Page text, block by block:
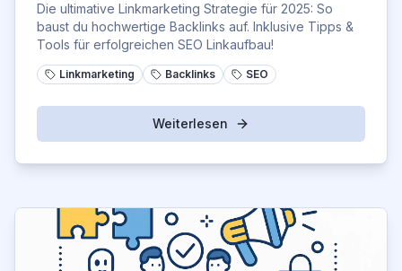
Die ultimative Linkmarketing Strategie für 2025: So
baust du hochwertige Backlinks auf. Inklusive Tipps &
Tools für erfolgreichen SEO Linkaufbau!
Linkmarketing Backlinks SEO
Weiterlesen